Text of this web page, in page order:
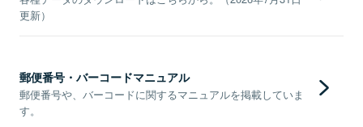
更新）
郵便番号・バーコードマニュアル
郵便番号や、バーコードに関するマニュアルを掲載していま
す。